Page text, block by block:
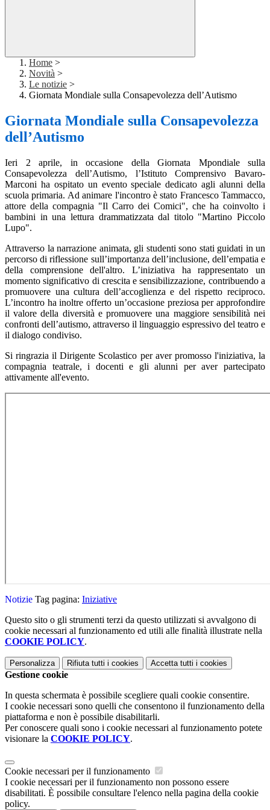
Home >
Novità >
Le notizie >
Giornata Mondiale sulla Consapevolezza dell’Autismo
Giornata Mondiale sulla Consapevolezza
dell’Autismo
Ieri 2 aprile, in occasione della Giornata Mpondiale sulla
Consapevolezza dell’Autismo, l’Istituto Comprensivo Bavaro-
Marconi ha ospitato un evento speciale dedicato agli alunni della
scuola primaria. Ad animare l'incontro è stato Francesco Tammacco,
attore della compagnia "Il Carro dei Comici", che ha coinvolto i
bambini in una lettura drammatizzata dal titolo "Martino Piccolo
Lupo".
Attraverso la narrazione animata, gli studenti sono stati guidati in un
percorso di riflessione sull’importanza dell’inclusione, dell’empatia e
della comprensione dell'altro. L’iniziativa ha rappresentato un
momento significativo di crescita e sensibilizzazione, contribuendo a
promuovere una cultura dell’accoglienza e del rispetto reciproco.
L’incontro ha inoltre offerto un’occasione preziosa per approfondire
il valore della diversità e promuovere una maggiore sensibilità nei
confronti dell’autismo, attraverso il linguaggio espressivo del teatro e
il dialogo condiviso.
Si ringrazia il Dirigente Scolastico per aver promosso l'iniziativa, la
compagnia teatrale, i docenti e gli alunni per aver partecipato
attivamente all'evento.
Notizie Tag pagina: Iniziative
Questo sito o gli strumenti terzi da questo utilizzati si avvalgono di
cookie necessari al funzionamento ed utili alle finalità illustrate nella
COOKIE POLICY.
Personalizza Rifiuta tutti i cookies Accetta tutti i cookies
Gestione cookie
In questa schermata è possibile scegliere quali cookie consentire.
I cookie necessari sono quelli che consentono il funzionamento della
piattaforma e non è possibile disabilitarli.
Per conoscere quali sono i cookie necessari al funzionamento potete
visionare la COOKIE POLICY.
Cookie necessari per il funzionamento
I cookie necessari per il funzionamento non possono essere
disabilitati. È possibile consultare l'elenco nella pagina della cookie
policy.